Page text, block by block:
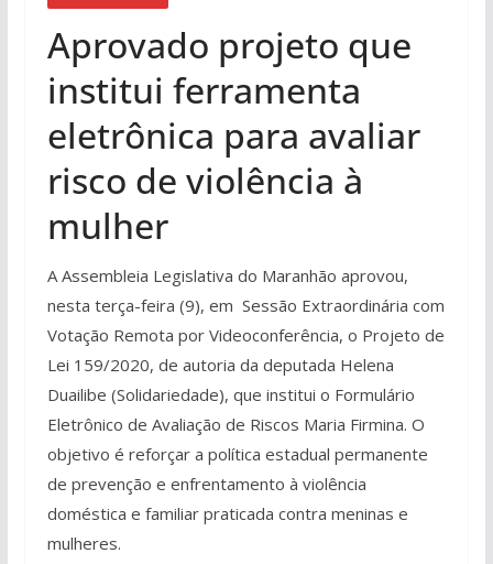
Aprovado projeto que
institui ferramenta
eletrônica para avaliar
risco de violência à
mulher
A Assembleia Legislativa do Maranhão aprovou,
nesta terça-feira (9), em Sessão Extraordinária com
Votação Remota por Videoconferência, o Projeto de
Lei 159/2020, de autoria da deputada Helena
Duailibe (Solidariedade), que institui o Formulário
Eletrônico de Avaliação de Riscos Maria Firmina. O
objetivo é reforçar a política estadual permanente
de prevenção e enfrentamento à violência
doméstica e familiar praticada contra meninas e
mulheres.